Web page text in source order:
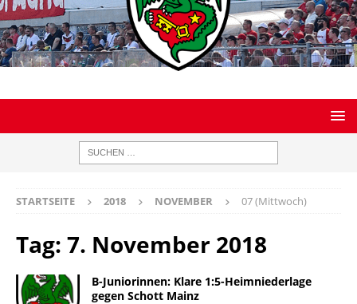
STARTSEITE 2018 NOVEMBER 07 (Mittwoch)
Tag: 7. November 2018
B-Juniorinnen: Klare 1:5-Heimniederlage
gegen Schott Mainz